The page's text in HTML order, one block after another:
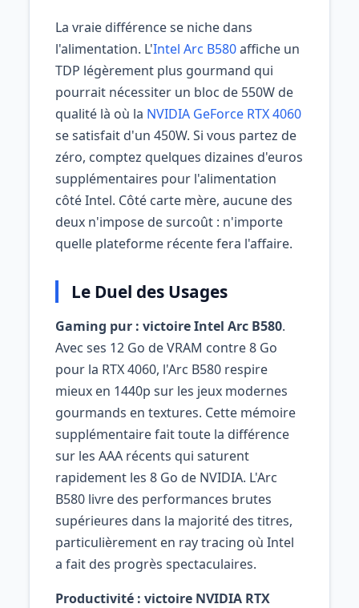
La vraie différence se niche dans
l'alimentation. L'Intel Arc B580affiche un
TDP légèrement plus gourmand qui
pourrait nécessiter un bloc de 550W de
qualité là où la NVIDIA GeForce RTX 4060
se satisfait d'un 450W. Si vous partez de
zéro, comptez quelques dizaines d'euros
supplémentaires pour l'alimentation
côté Intel. Côté carte mère, aucune des
deux n'impose de surcoût : n'importe
quelle plateforme récente fera l'affaire.
Le Duel des Usages
Gaming pur : victoire Intel Arc B580.
Avec ses 12 Go de VRAM contre 8 Go
pour la RTX 4060, l'Arc B580 respire
mieux en 1440p sur les jeux modernes
gourmands en textures. Cette mémoire
supplémentaire fait toute la différence
sur les AAA récents qui saturent
rapidement les 8 Go de NVIDIA. L'Arc
B580 livre des performances brutes
supérieures dans la majorité des titres,
particulièrement en ray tracing où Intel
a fait des progrès spectaculaires.
Productivité : victoire NVIDIA RTX